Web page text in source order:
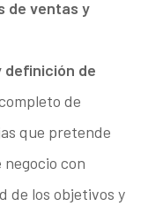
de ventas y
definición de
de
que pretende
con
de los objetivos y